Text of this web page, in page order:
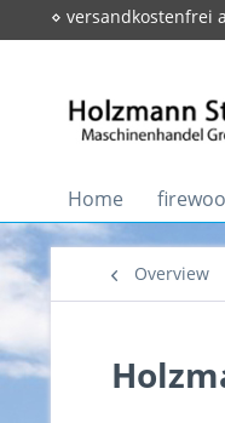
⋄ versandkostenfrei
Home
Overview